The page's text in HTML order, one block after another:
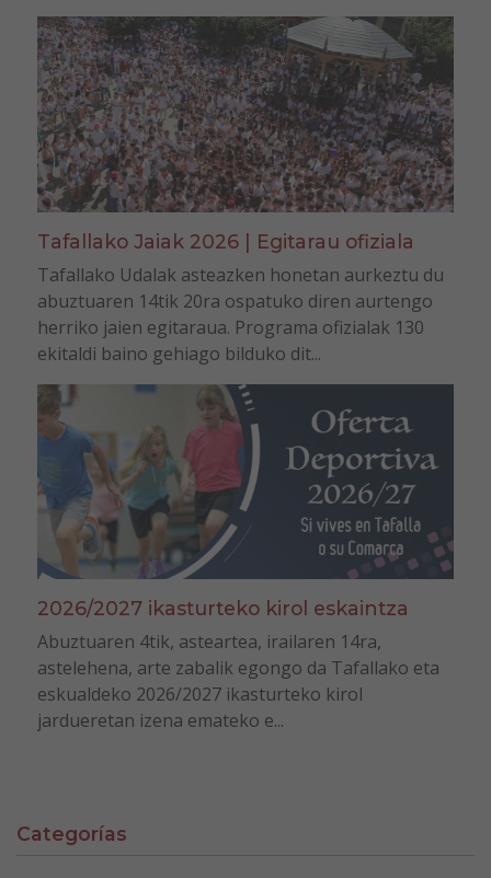
Tafallako Jaiak 2026 | Egitarau ofiziala
Tafallako Udalak asteazken honetan aurkeztu du
abuztuaren 14tik 20ra ospatuko diren aurtengo
herriko jaien egitaraua. Programa ofizialak 130
ekitaldi baino gehiago bilduko dit...
2026/2027 ikasturteko kirol eskaintza
Abuztuaren 4tik, asteartea, irailaren 14ra,
astelehena, arte zabalik egongo da Tafallako eta
eskualdeko 2026/2027 ikasturteko kirol
jardueretan izena emateko e...
Categorías